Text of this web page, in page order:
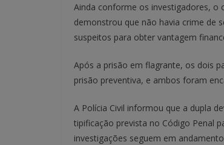
Ainda conforme os investigadores, o
demonstrou que não havia crime de
suspeitos para obter vantagem
Após a prisão em flagrante, os dois
prisão preventiva, e ambos foram
A Polícia Civil informou que a dupla
tipificação prevista no Código Penal
investigações seguem em